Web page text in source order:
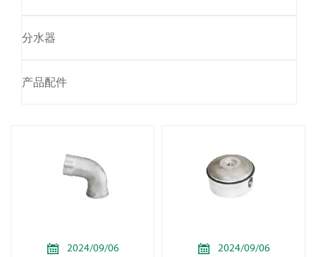
分水器
产品配件
 2024/09/06  2024/09/06